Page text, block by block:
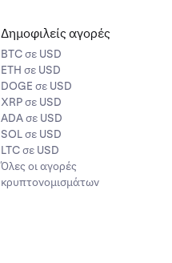
Δημοφιλείς αγορές
BTC σε USD
ETH σε USD
DOGE σε USD
XRP σε USD
ADA σε USD
SOL σε USD
LTC σε USD
Όλες οι αγορές
κρυπτονομισμάτων